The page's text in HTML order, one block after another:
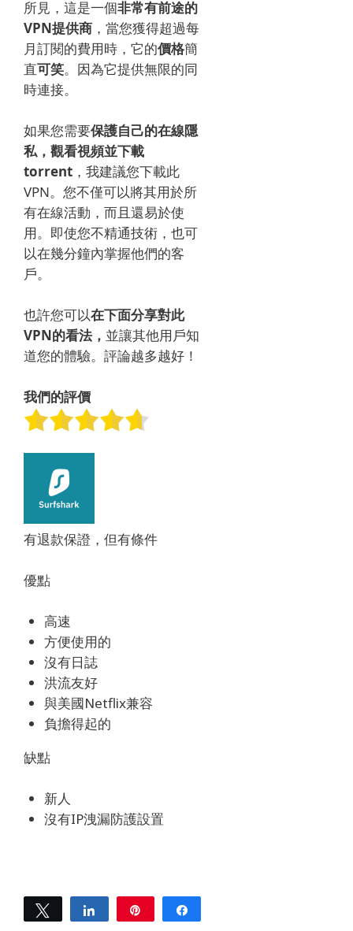
所見，這是一個非常有前途的
VPN提供商 ， 當您獲得超過每
月訂閱的費用時 ，它的價格簡
直可笑。 因為它提供無限的同
時連接。
如果您需要保護自己的在線隱
私，觀看視頻並下載
torrent ，我建議您下載此
VPN。 您不僅可以將其用於所
有在線活動，而且還易於使
用。 即使您不精通技術，也可
以在幾分鐘內掌握他們的客
戶。
也許您可以在下面分享對此
VPN的看法， 並讓其他用戶知
道您的體驗。 評論越多越好！
我們的評價
有退款保證，但有條件
優點
高速
方便使用的
沒有日誌
洪流友好
與美國Netflix兼容
負擔得起的
缺點
新人
沒有IP洩漏防護設置
Hello, Nice to meet
Tweet Share